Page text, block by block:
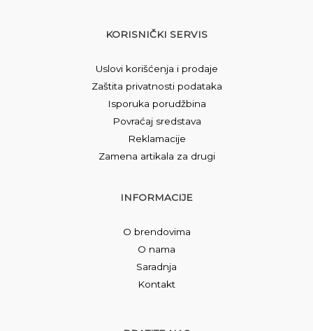
KORISNIČKI SERVIS
Uslovi korišćenja i prodaje
Zaštita privatnosti podataka
Isporuka porudžbina
Povraćaj sredstava
Reklamacije
Zamena artikala za drugi
INFORMACIJE
O brendovima
O nama
Saradnja
Kontakt